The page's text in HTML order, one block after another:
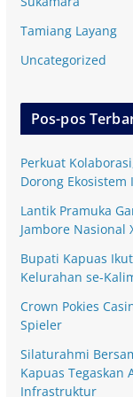
Tamiang Layang
Uncategorized
Pos-pos
Perkuat
Dorong
Lantik Pramuka
Jambore Nasional
Bupati Kapuas
Kelurahan se-
Crown Pokies
Spieler
Silaturahmi
Kapuas Tegaskan
Infrastruktur